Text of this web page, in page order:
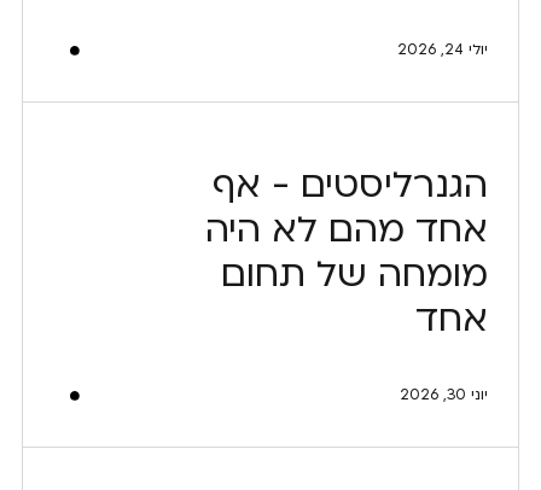
יולי 24, 2026
הגנרליסטים - אף
אחד מהם לא היה
מומחה של תחום
אחד
יוני 30, 2026